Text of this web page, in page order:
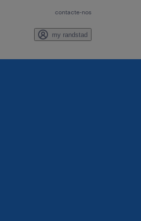
contacte-nos
my randstad